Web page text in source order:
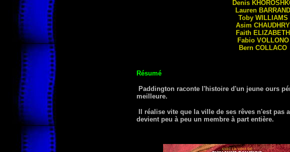
Denis
Lauren BARRAND
Toby WILLIAMS
Asim CHAUDHRY
Faith ELIZABETH
Fabio VOLLONO
Bern COLLACO
Résumé
Paddington raconte l'histoire d'un jeune ours
meilleure.
Il réalise vite que la ville de ses rêves n'est
devient peu à peu un membre à part entière.